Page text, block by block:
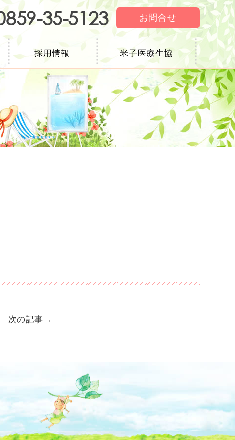
35-5123 お問合せ
採用情報 米子医療生協
医療生協について
健康づくり・まちづくり
たより
コラム
個人情報の取扱いについて
次の記事→